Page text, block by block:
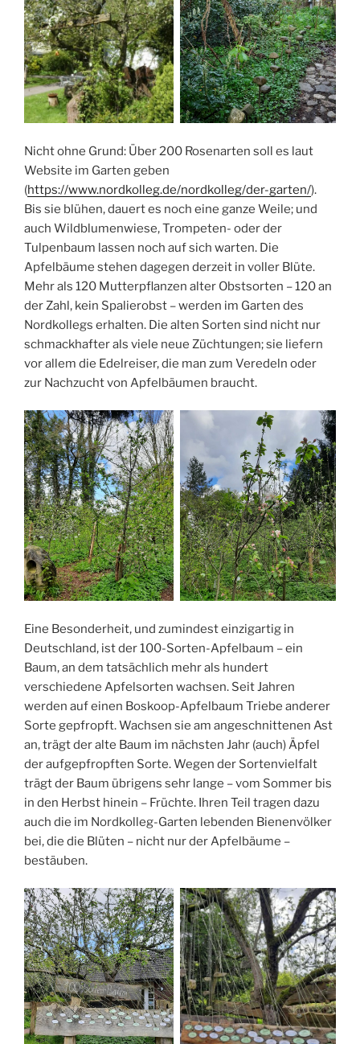
Nicht ohne Grund: Über 200 Rosenarten soll es laut
Website im Garten geben
(https://www.nordkolleg.de/nordkolleg/der-garten/).
Bis sie blühen, dauert es noch eine ganze Weile; und
auch Wildblumenwiese, Trompeten- oder der
Tulpenbaum lassen noch auf sich warten. Die
Apfelbäume stehen dagegen derzeit in voller Blüte.
Mehr als 120 Mutterpflanzen alter Obstsorten – 120 an
der Zahl, kein Spalierobst – werden im Garten des
Nordkollegs erhalten. Die alten Sorten sind nicht nur
schmackhafter als viele neue Züchtungen; sie liefern
vor allem die Edelreiser, die man zum Veredeln oder
zur Nachzucht von Apfelbäumen braucht.
Eine Besonderheit, und zumindest einzigartig in
Deutschland, ist der 100-Sorten-Apfelbaum – ein
Baum, an dem tatsächlich mehr als hundert
verschiedene Apfelsorten wachsen. Seit Jahren
werden auf einen Boskoop-Apfelbaum Triebe anderer
Sorte gepfropft. Wachsen sie am angeschnittenen Ast
an, trägt der alte Baum im nächsten Jahr (auch) Äpfel
der aufgepfropften Sorte. Wegen der Sortenvielfalt
trägt der Baum übrigens sehr lange – vom Sommer bis
in den Herbst hinein – Früchte. Ihren Teil tragen dazu
auch die im Nordkolleg-Garten lebenden Bienenvölker
bei, die die Blüten – nicht nur der Apfelbäume –
bestäuben.